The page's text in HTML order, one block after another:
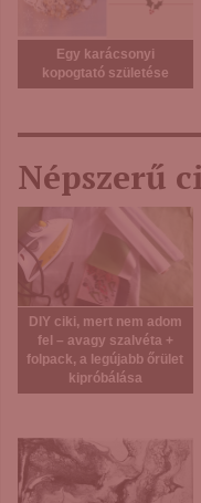
Egy karácsonyi
kopogtató születése
Népszerű
DIY ciki, mert nem adom
fel – avagy szalvéta +
folpack, a legújabb őrület
kipróbálása